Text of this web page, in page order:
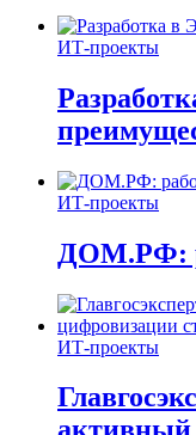
ИТ-проекты
ИТ-проекты
ДОМ.РФ:
ИТ-проекты